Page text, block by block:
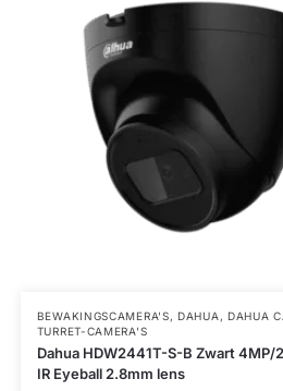
BEWAKINGSCAMERA'S,DAHUA , DAHUA
TURRET-CAMERA'S
Dahua HDW2441T-S-B Zwart 4MP/
IR Eyeball 2.8mm lens